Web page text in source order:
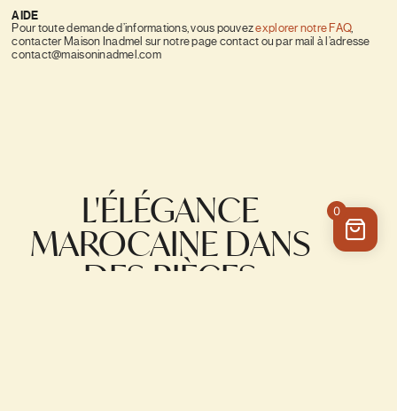
0
AIDE
Pour toute demande d’informations, vous pouvezexplorer notre FAQ,
contacter Maison Inadmel sur notre page contact ou par mail à l’adresse
contact@maisoninadmel.com
L'ÉLÉGANCE
MAROCAINE DANS
DES PIÈCES